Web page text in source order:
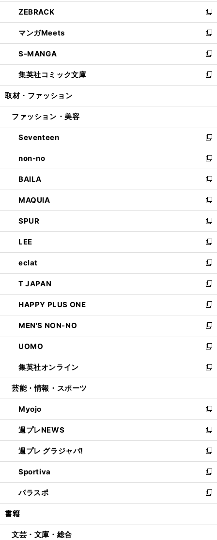
く
ウ
で
開
く
ン
ド
ウ
で
開
く
ウ
ィ
ン
ド
ウ
で
開
く
し
い
ウ
ィ
ン
ド
ウ
で
開
ZEBRACK
新
し
い
ウ
ィ
ン
ド
ウ
開
マンガMeets
新
し
い
ウ
ィ
ン
ウ
開
く
S-MANGA
新
し
い
ウ
ン
ウ
で
開
く
集英社コミック文庫
新
し
ウ
ン
ド
ウ
で
開
く
取材・ファッション
ファッション・美容
Seventeen
新
し
い
ウ
ィ
ン
ド
ウ
で
開
く
non-no
新
し
い
ウ
ィ
ン
ド
ウ
で
開
く
BAILA
新
し
い
ウ
ィ
ン
ド
ウ
で
開
く
MAQUIA
新
し
い
ウ
ィ
ン
ド
ウ
で
開
く
SPUR
新
し
い
ウ
ィ
ン
ド
ウ
で
開
く
LEE
新
し
い
ウ
ィ
ン
ド
ウ
で
開
く
eclat
新
し
い
ウ
ィ
ン
ド
ウ
で
開
く
T JAPAN
新
し
い
ウ
ィ
ン
ド
ウ
で
開
HAPPY PLUS ONE
新
し
い
ウ
ィ
ン
ド
ウ
開
く
MEN'S NON-NO
新
し
い
ウ
ィ
ン
ウ
で
開
く
UOMO
新
し
い
ウ
ン
ド
ウ
で
開
く
集英社オンライン
新
し
ウ
ィ
ン
ド
ウ
で
開
く
芸能・情報・スポーツ
Myojo
新
し
い
ウ
ィ
ン
ド
ウ
で
開
週プレNEWS
新
し
い
ウ
ィ
ン
ド
ウ
開
週プレ グラジャパ!
新
し
い
ウ
ィ
ン
ウ
Sportiva
新
し
い
ウ
ン
パラスポ
新
し
ウ
書籍
文芸・文庫・総合